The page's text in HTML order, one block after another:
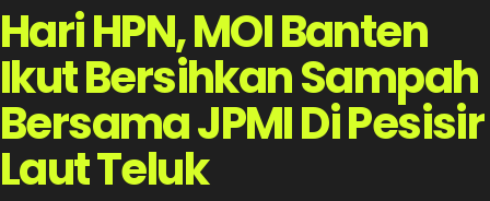
Hari HPN, MOI Banten
Ikut Bersihkan Sampah
Bersama JPMI Di Pesisir
Laut Teluk